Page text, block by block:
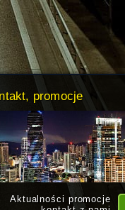
promocje
Aktualności promocje